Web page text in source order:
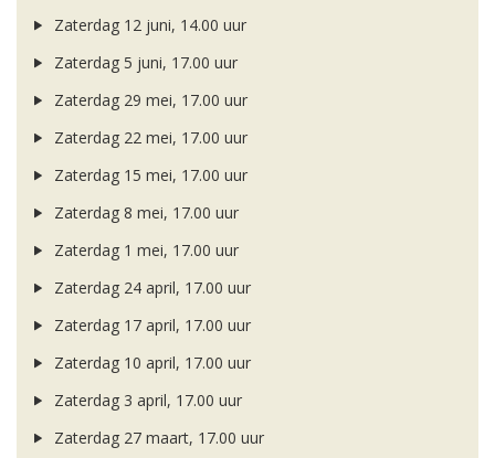
Zaterdag 12 juni, 14.00 uur
Zaterdag 5 juni, 17.00 uur
Zaterdag 29 mei, 17.00 uur
Zaterdag 22 mei, 17.00 uur
Zaterdag 15 mei, 17.00 uur
Zaterdag 8 mei, 17.00 uur
Zaterdag 1 mei, 17.00 uur
Zaterdag 24 april, 17.00 uur
Zaterdag 17 april, 17.00 uur
Zaterdag 10 april, 17.00 uur
Zaterdag 3 april, 17.00 uur
Zaterdag 27 maart, 17.00 uur